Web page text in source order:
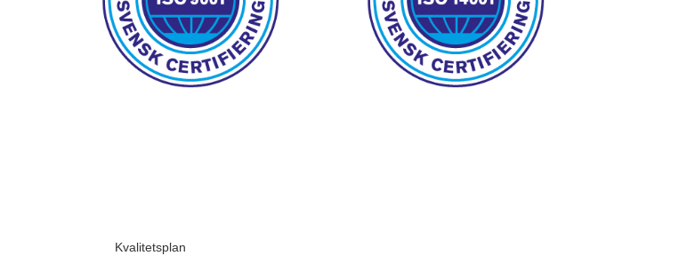
Kvalitetsplan